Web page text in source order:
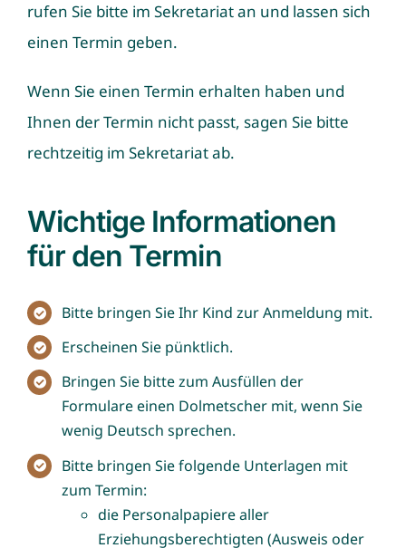
rufen Sie bitte im Sekretariat an und lassen sich
einen Termin geben.
Wenn Sie einen Termin erhalten haben und
Ihnen der Termin nicht passt, sagen Sie bitte
rechtzeitig im Sekretariat ab.
Wichtige Informationen
für den Termin
Bitte bringen Sie Ihr Kind zur Anmeldung mit.
Erscheinen Sie pünktlich.
Bringen Sie bitte zum Ausfüllen der
Formulare einen Dolmetscher mit, wenn Sie
wenig Deutsch sprechen.
Bitte bringen Sie folgende Unterlagen mit
zum Termin:
die Personalpapiere aller
Erziehungsberechtigten (Ausweis oder